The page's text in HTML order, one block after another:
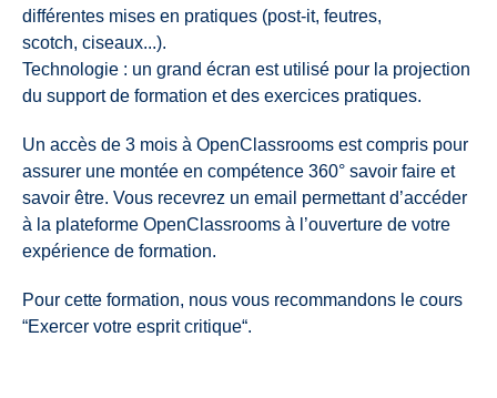
différentes mises en pratiques (post-it, feutres,
scotch, ciseaux...).
Technologie : un grand écran est utilisé pour la projection
du support de formation et des exercices pratiques.
Un accès de 3 mois à OpenClassrooms est compris pour
assurer une montée en compétence 360° savoir faire et
savoir être. Vous recevrez un email permettant d’accéder
à la plateforme OpenClassrooms à l’ouverture de votre
expérience de formation.
Pour cette formation, nous vous recommandons le cours
“Exercer votre esprit critique“.